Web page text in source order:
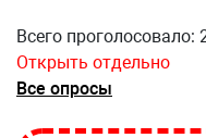
Всего проголосовало:
Открыть отдельно
Все опросы